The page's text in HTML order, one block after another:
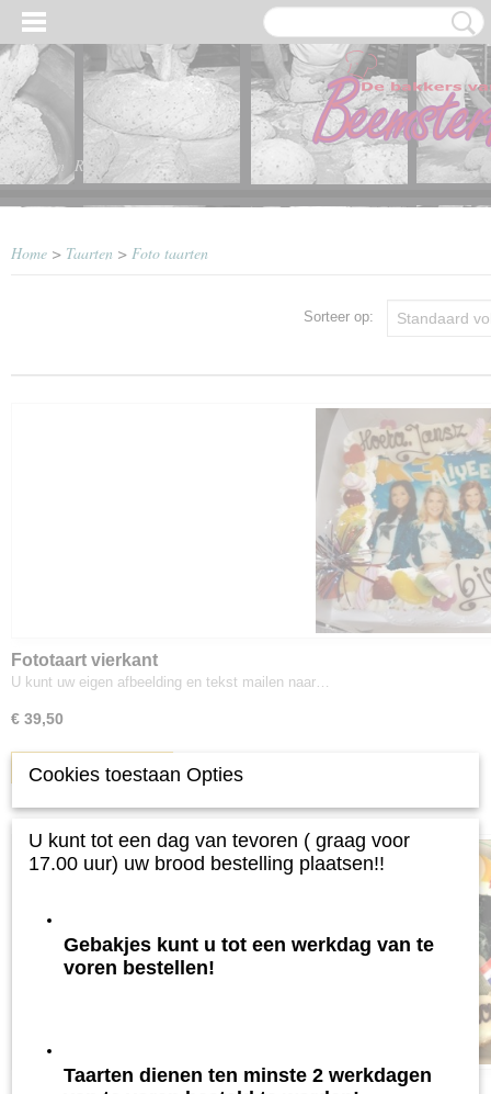
Inloggen Registreren
Home > Taarten > Foto taarten
Sorteer op:
Fototaart vierkant
U kunt uw eigen afbeelding en tekst mailen naar…
€ 39,50
IN WINKELWAGEN
Cookies toestaan Opties
U kunt tot een dag van tevoren ( graag voor
17.00 uur) uw brood bestelling plaatsen!!
Gebakjes kunt u tot een werkdag van te
voren bestellen!
Taarten dienen ten minste 2 werkdagen